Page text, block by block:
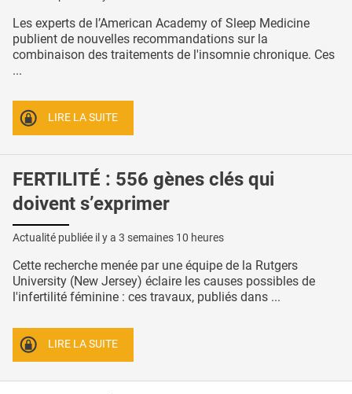
Les experts de l’American Academy of Sleep Medicine
publient de nouvelles recommandations sur la
combinaison des traitements de l'insomnie chronique. Ces
...
LIRE LA SUITE
FERTILITÉ : 556 gènes clés qui
doivent s’exprimer
Actualité publiée il y a 3 semaines 10 heures
Cette recherche menée par une équipe de la Rutgers
University (New Jersey) éclaire les causes possibles de
l'infertilité féminine : ces travaux, publiés dans ...
LIRE LA SUITE